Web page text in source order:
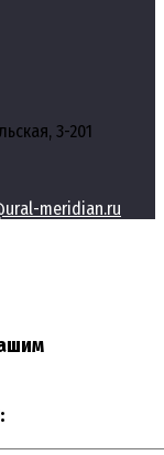
3-201
meridian.ru